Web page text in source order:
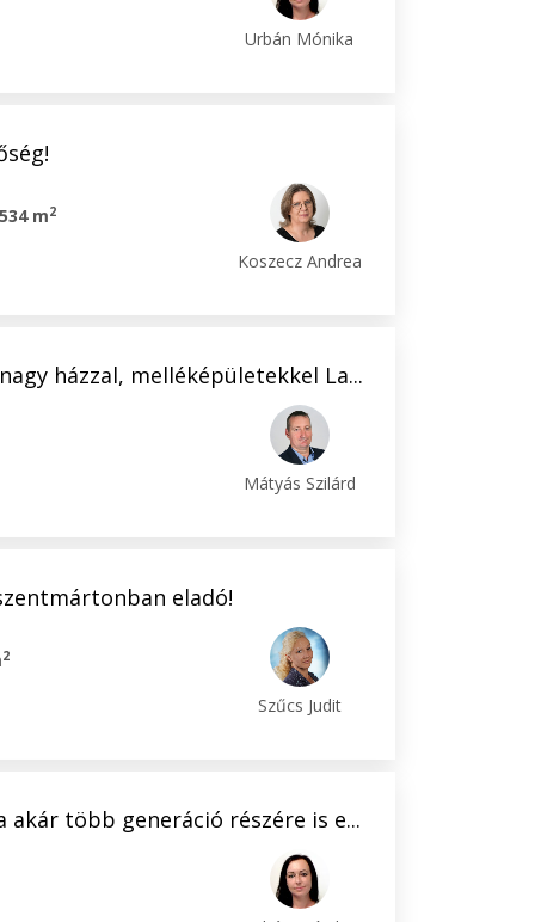
Urbán Mónika
m2
Koszecz Andrea
házzal, melléképületekkel La...
Mátyás Szilárd
eladó!
2
Szűcs Judit
akár több generáció részére is e...